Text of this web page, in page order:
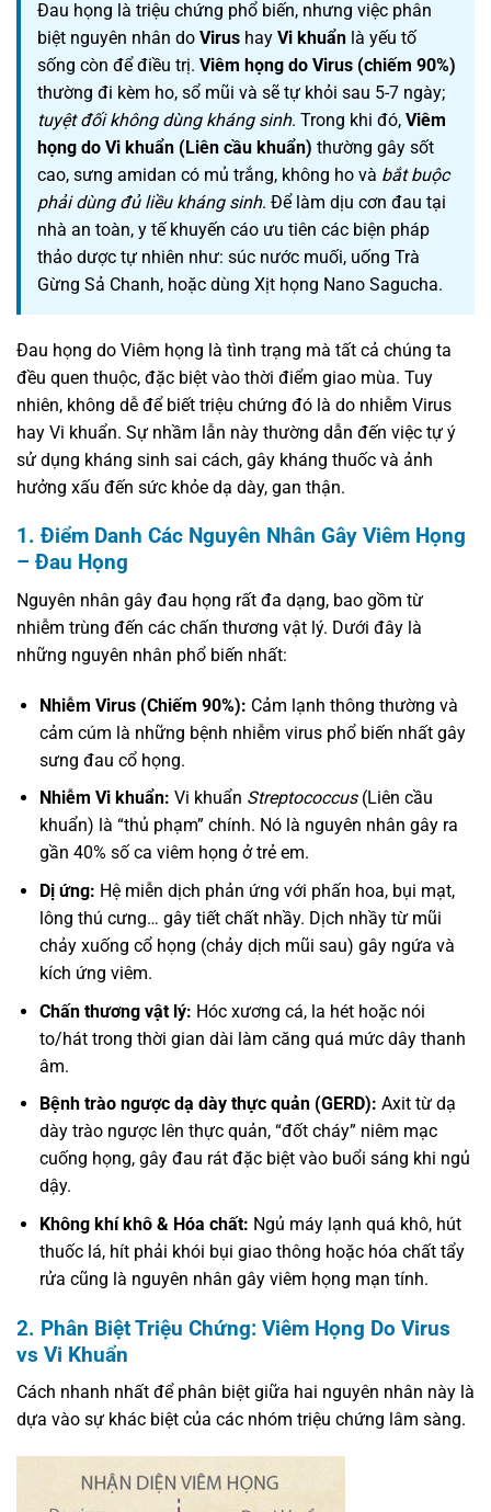
Đau họng là triệu chứng phổ biến, nhưng việc phân
biệt nguyên nhân do Virus hay Vi khuẩn là yếu tố
sống còn để điều trị. Viêm họng do Virus (chiếm 90%)
thường đi kèm ho, sổ mũi và sẽ tự khỏi sau 5-7 ngày;
tuyệt đối không dùng kháng sinh. Trong khi đó, Viêm
họng do Vi khuẩn (Liên cầu khuẩn) thường gây sốt
cao, sưng amidan có mủ trắng, không ho và bắt buộc
phải dùng đủ liều kháng sinh. Để làm dịu cơn đau tại
nhà an toàn, y tế khuyến cáo ưu tiên các biện pháp
thảo dược tự nhiên như: súc nước muối, uống Trà
Gừng Sả Chanh, hoặc dùng Xịt họng Nano Sagucha.
Đau họng do Viêm họng là tình trạng mà tất cả chúng ta
đều quen thuộc, đặc biệt vào thời điểm giao mùa. Tuy
nhiên, không dễ để biết triệu chứng đó là do nhiễm Virus
hay Vi khuẩn. Sự nhầm lẫn này thường dẫn đến việc tự ý
sử dụng kháng sinh sai cách, gây kháng thuốc và ảnh
hưởng xấu đến sức khỏe dạ dày, gan thận.
1. Điểm Danh Các Nguyên Nhân Gây Viêm Họng
– Đau Họng
Nguyên nhân gây đau họng rất đa dạng, bao gồm từ
nhiễm trùng đến các chấn thương vật lý. Dưới đây là
những nguyên nhân phổ biến nhất:
Nhiễm Virus (Chiếm 90%): Cảm lạnh thông thường và
cảm cúm là những bệnh nhiễm virus phổ biến nhất gây
sưng đau cổ họng.
Nhiễm Vi khuẩn: Vi khuẩn Streptococcus(Liên cầu
khuẩn) là “thủ phạm” chính. Nó là nguyên nhân gây ra
gần 40% số ca viêm họng ở trẻ em.
Dị ứng: Hệ miễn dịch phản ứng với phấn hoa, bụi mạt,
lông thú cưng… gây tiết chất nhầy. Dịch nhầy từ mũi
chảy xuống cổ họng (chảy dịch mũi sau) gây ngứa và
kích ứng viêm.
Chấn thương vật lý: Hóc xương cá, la hét hoặc nói
to/hát trong thời gian dài làm căng quá mức dây thanh
âm.
Bệnh trào ngược dạ dày thực quản (GERD): Axit từ dạ
dày trào ngược lên thực quản, “đốt cháy” niêm mạc
cuống họng, gây đau rát đặc biệt vào buổi sáng khi ngủ
dậy.
Không khí khô & Hóa chất: Ngủ máy lạnh quá khô, hút
thuốc lá, hít phải khói bụi giao thông hoặc hóa chất tẩy
rửa cũng là nguyên nhân gây viêm họng mạn tính.
2. Phân Biệt Triệu Chứng: Viêm Họng Do Virus
vs Vi Khuẩn
Cách nhanh nhất để phân biệt giữa hai nguyên nhân này là
dựa vào sự khác biệt của các nhóm triệu chứng lâm sàng.